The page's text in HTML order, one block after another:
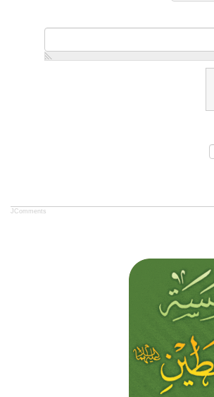
JComments